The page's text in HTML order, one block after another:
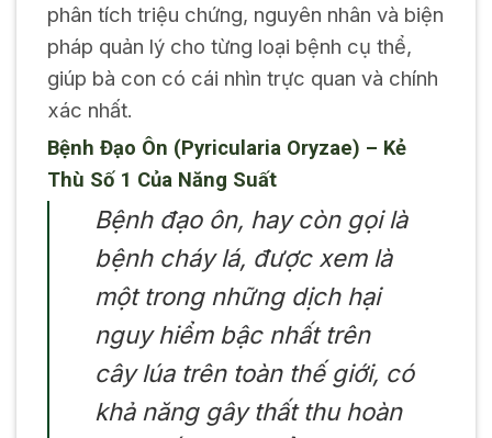
phân tích triệu chứng, nguyên nhân và biện
pháp quản lý cho từng loại bệnh cụ thể,
giúp bà con có cái nhìn trực quan và chính
xác nhất.
Bệnh Đạo Ôn (Pyricularia Oryzae) – Kẻ
Thù Số 1 Của Năng Suất
Bệnh đạo ôn, hay còn gọi là
bệnh cháy lá, được xem là
một trong những dịch hại
nguy hiểm bậc nhất trên
cây lúa trên toàn thế giới, có
khả năng gây thất thu hoàn